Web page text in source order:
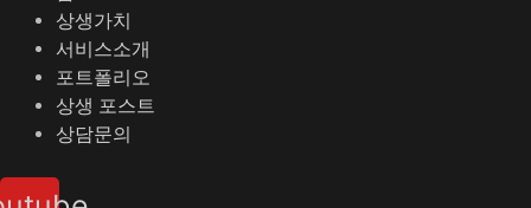
상생가치
서비스소개
포트폴리오
상생 포스트
상담문의